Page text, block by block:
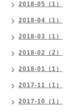
2018-05（1）
2018-04（1）
2018-03（1）
2018-02（2）
2018-01（1）
2017-11（1）
2017-10（1）